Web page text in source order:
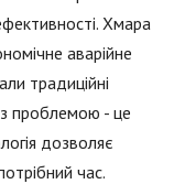
Хмара
аварійне
традиційні
з проблемою - це
дозволяє
час.